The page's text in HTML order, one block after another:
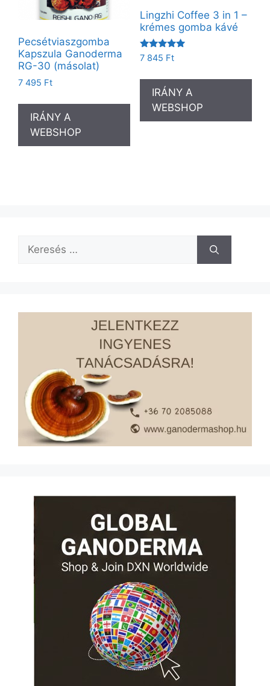
Pecsétviaszgomba
Kapszula Ganoderma
RG-30 (másolat)
7 495 Ft
IRÁNY A
WEBSHOP
Lingzhi Coffee 3 in 1 –
krémes gomba kávé
Értékelés:
5.00
7 845 Ft
IRÁNY A
WEBSHOP
Keresés: